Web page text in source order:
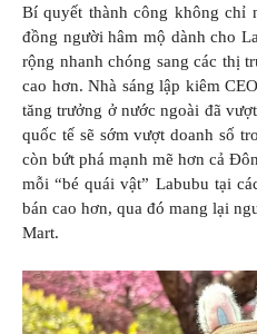
Bí quyết thành công không chỉ
đồng người hâm mộ dành cho
rộng nhanh chóng sang các thị
cao hơn. Nhà sáng lập kiêm
tăng trưởng ở nước ngoài đã
quốc tế sẽ sớm vượt doanh số
còn bứt phá mạnh mẽ hơn cả
mỗi “bé quái vật” Labubu tại
bán cao hơn, qua đó mang lại
Mart.